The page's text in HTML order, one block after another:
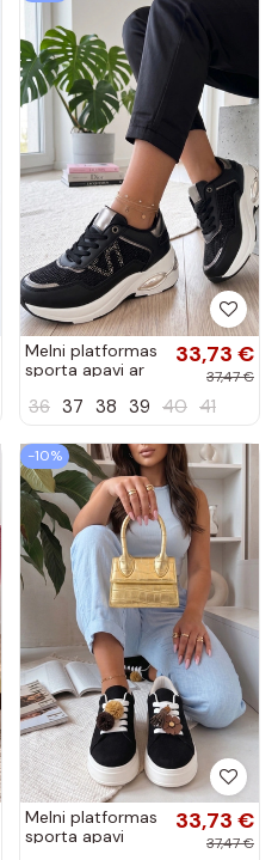
Melni platformas
sporta apavi ar
33,73 €
37,47 €
36 37 38 39 40 41
-10%
Melni platformas
sporta apavi
33,73 €
37,47 €